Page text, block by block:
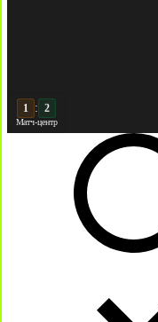
2 : 2
Матч-центр